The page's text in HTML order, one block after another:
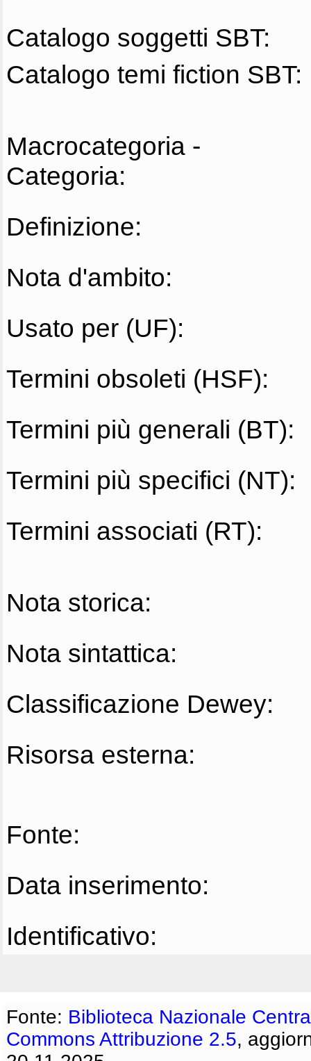
Catalogo soggetti SBT:
Catalogo temi fiction SBT:
Macrocategoria -
Categoria:
Definizione:
Nota d'ambito:
Usato per (UF):
Termini obsoleti (HSF):
Termini più generali (BT):
Termini più specifici (NT):
Termini associati (RT):
Nota storica:
Nota sintattica:
Classificazione Dewey:
Risorsa esterna:
Fonte:
Data inserimento:
Identificativo:
Fonte: Biblioteca Nazionale
Commons Attribuzione 2.5,